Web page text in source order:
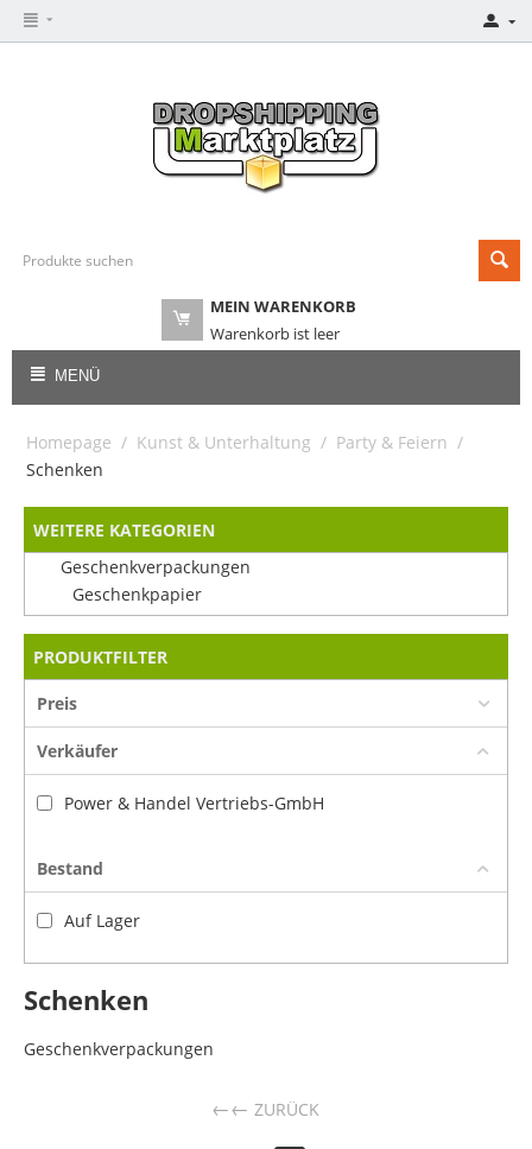
MEIN WARENKORB
Warenkorb ist leer
MENÜ
Homepage / Kunst & Unterhaltung / Party & Feiern /
Schenken
WEITERE KATEGORIEN
Geschenkverpackungen
Geschenkpapier
PRODUKTFILTER
Preis
Verkäufer
Power & Handel Vertriebs-GmbH
Bestand
Auf Lager
Schenken
Geschenkverpackungen
← ZURÜCK